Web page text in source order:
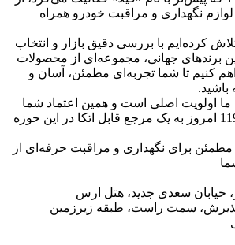
لوازم نگهداری و مراقبت خودرو همراه
کرده‌ایم با بررسی دقیق بازار و انتخاب
برندهای جهانی، مجموعه‌ای از محصولات
کنیم تا شما تجربه‌ای مطمئن، آسان و
باشید.
اولویت اصلی است و همین اعتماد شما
باعث شده تهران کار 119 امروز به یک مرجع قابل اتکا در این حوزه
انتخاب مطمئن برای نگهداری و مراقبت حرفه‌ای از
خیابان سعدی جدید، هتل ارس
سمت راست، طبقه زیرزمین